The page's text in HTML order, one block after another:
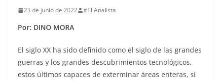
23 de junio de 2022 #El Analista
Por: DINO MORA
El siglo XX ha sido definido como el siglo de las grandes
guerras y los grandes descubrimientos tecnológicos,
estos últimos capaces de exterminar áreas enteras, si